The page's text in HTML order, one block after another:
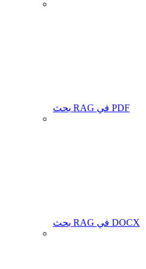
بحث RAG في PDF
بحث RAG في DOCX